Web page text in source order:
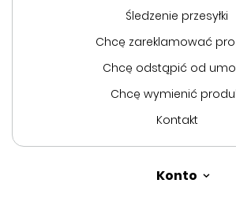
Śledzenie przesyłki
Chcę zareklamować
Chcę odstąpić od
Chcę wymienić
Kontakt
Konto